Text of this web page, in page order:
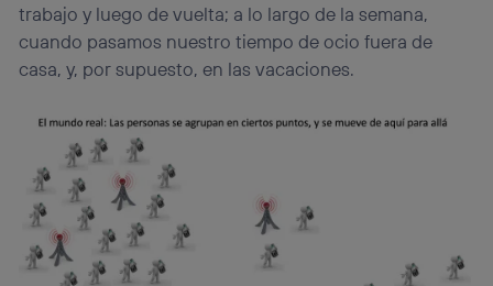
trabajo y luego de vuelta; a lo largo de la semana,
cuando pasamos nuestro tiempo de ocio fuera de
casa, y, por supuesto, en las vacaciones.